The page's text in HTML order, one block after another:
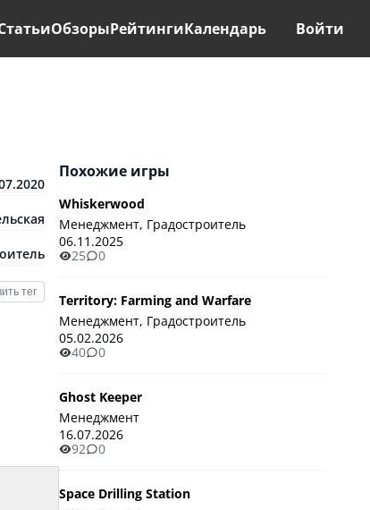
ОбзорыРейтингиКалендарь Войти
тег
Похожие игры
Whiskerwood
Менеджмент, Градостроитель
06.11.2025
25
0
Territory: Farming and Warfare
Менеджмент, Градостроитель
05.02.2026
40
0
Ghost Keeper
Менеджмент
16.07.2026
92
0
Space Drilling Station